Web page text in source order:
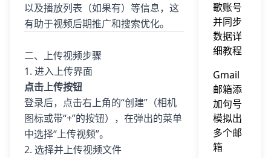
以及播放列表（如果有）等信息，这
有助于视频后期推广和搜索优化。
二、上传视频步骤
1. 进入上传界面
点击上传按钮
登录后，点击右上角的“创建”（相机
图标或带“+”的按钮），在弹出的菜单
中选择“上传视频”。
2. 选择并上传视频文件
歌账号
并同步
数据详
细教程
Gmail
邮箱添
加句号
模拟出
多个邮
箱